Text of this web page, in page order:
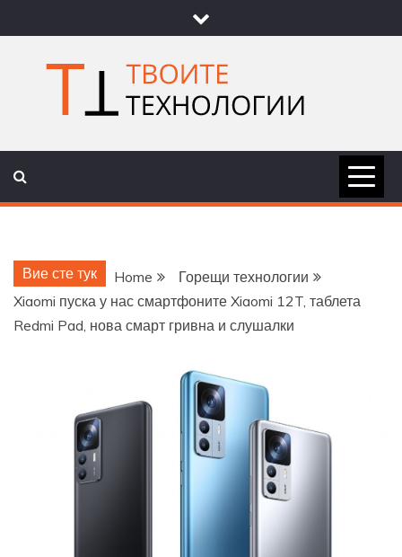
to
content
ТВОИТЕ
Вие сте тук Home
Горещи технологии
Xiaomi пуска у нас смартфоните Xiaomi 12T, таблета
Redmi Pad, нова смарт гривна и слушалки